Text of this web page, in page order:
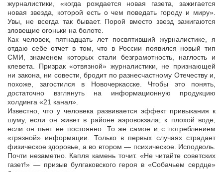
журналистики, «когда рождается новая газета, зажигается
новая звезда, которой есть о чем поведать городу и миру».
Увы, не всегда так бывает. Порой вместо звезд зажигаются
зловещие огоньки на болоте.
Как человек, пятнадцать лет посвятивший журналистике, я
отдаю себе отчет в том, что в России появился новый тип
СМИ, знаменем которых стали безграмотность, наглость и
клевета. Призрак «отвязной» журналистики, не признающей
ни закона, ни совести, бродит по разнесчастному Отечеству и,
похоже, загостился в Новочеркасске. Чтобы это понять,
достаточно взглянуть на информационную продукцию
холдинга «21 канал».
Известно, что у человека развивается эффект привыкания к
шуму, если он живет в районе аэровокзала; к плохой воде,
если он пьет ее постоянно. То же самое и с потреблением
«грязной» информации. Только в первых случаях страдает
физическое здоровье, а во втором — психическое. Исподволь.
Почти незаметно. Капля камень точит. «Не читайте советских
газет!» — призыв булгаковского героя в «Собачьем сердце»